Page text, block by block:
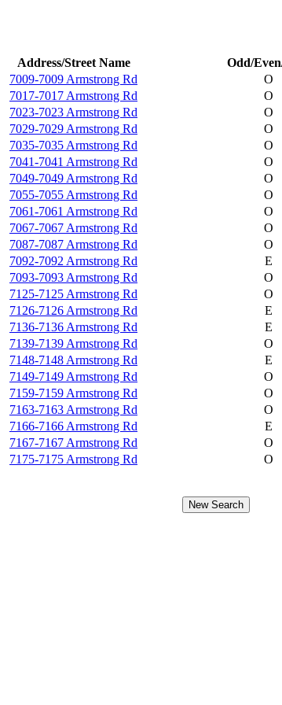
Address/Street Name
Odd/
7009-7009 Armstrong Rd
O
7017-7017 Armstrong Rd
O
7023-7023 Armstrong Rd
O
7029-7029 Armstrong Rd
O
7035-7035 Armstrong Rd
O
7041-7041 Armstrong Rd
O
7049-7049 Armstrong Rd
O
7055-7055 Armstrong Rd
O
7061-7061 Armstrong Rd
O
7067-7067 Armstrong Rd
O
7087-7087 Armstrong Rd
O
7092-7092 Armstrong Rd
E
7093-7093 Armstrong Rd
O
7125-7125 Armstrong Rd
O
7126-7126 Armstrong Rd
E
7136-7136 Armstrong Rd
E
7139-7139 Armstrong Rd
O
7148-7148 Armstrong Rd
E
7149-7149 Armstrong Rd
O
7159-7159 Armstrong Rd
O
7163-7163 Armstrong Rd
O
7166-7166 Armstrong Rd
E
7167-7167 Armstrong Rd
O
7175-7175 Armstrong Rd
O